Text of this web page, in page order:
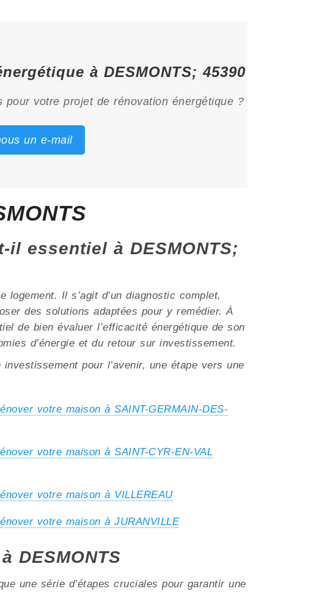
à DESMONTS; 45390
votre projet de rénovation énergétique ?
un e-mail
il essentiel à DESMONTS;
logement. Il s’agit d’un diagnostic complet,
des solutions adaptées pour y remédier. À
de bien évaluer l’efficacité énergétique de son
d’énergie et du retour sur investissement.
pour l’avenir, une étape vers une
votre maison à SAINT-GERMAIN-DES-
votre maison à SAINT-CYR-EN-VAL
votre maison à VILLEREAU
votre maison à JURANVILLE
DESMONTS
une série d’étapes cruciales pour garantir une